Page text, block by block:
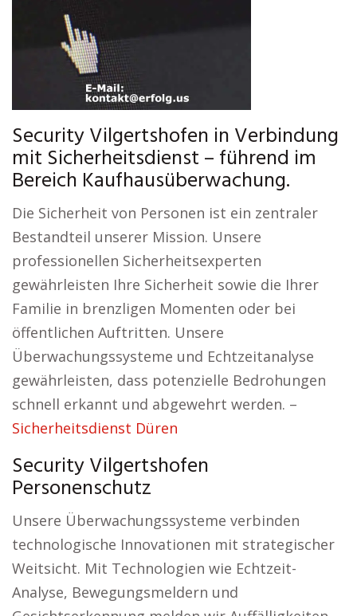
Security Vilgertshofen in Verbindung
mit Sicherheitsdienst – führend im
Bereich Kaufhausüberwachung.
Die Sicherheit von Personen ist ein zentraler
Bestandteil unserer Mission. Unsere
professionellen Sicherheitsexperten
gewährleisten Ihre Sicherheit sowie die Ihrer
Familie in brenzligen Momenten oder bei
öffentlichen Auftritten. Unsere
Überwachungssysteme und Echtzeitanalyse
gewährleisten, dass potenzielle Bedrohungen
schnell erkannt und abgewehrt werden. –
Sicherheitsdienst Düren
Security Vilgertshofen
Personenschutz
Unsere Überwachungssysteme verbinden
technologische Innovationen mit strategischer
Weitsicht. Mit Technologien wie Echtzeit-
Analyse, Bewegungsmeldern und